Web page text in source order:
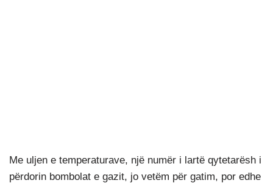
Me uljen e temperaturave, një numër i lartë qytetarësh i
përdorin bombolat e gazit, jo vetëm për gatim, por edhe